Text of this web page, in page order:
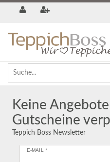
Keine
Gutscheine
Teppich Boss Newsletter
E-MAIL *